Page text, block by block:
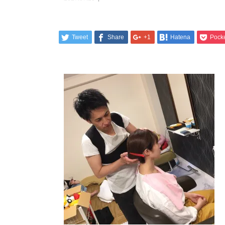
Tweet Share +1 Hatena